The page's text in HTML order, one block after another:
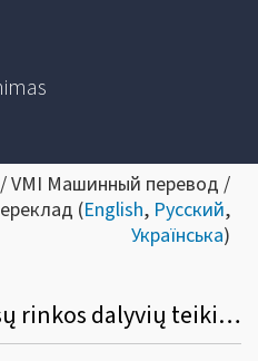
VMI Машинный перевод /
(English, Русский,
Українська)
Dėl atnaujinto Finansų rinkos dalyvių teikiamų duomenų apie atidarytas ir uždarytas visų rūšių sąskaitas, seifo kamerų nuomą, asmenų atstovus ir naudos gavėjus XML pranešimo aprašymo